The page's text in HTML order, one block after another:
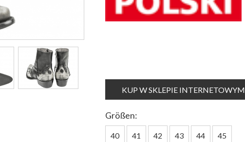
KUP W SKLEPIE INTERNETOWYM
Größen:
40 41 42 43 44 45